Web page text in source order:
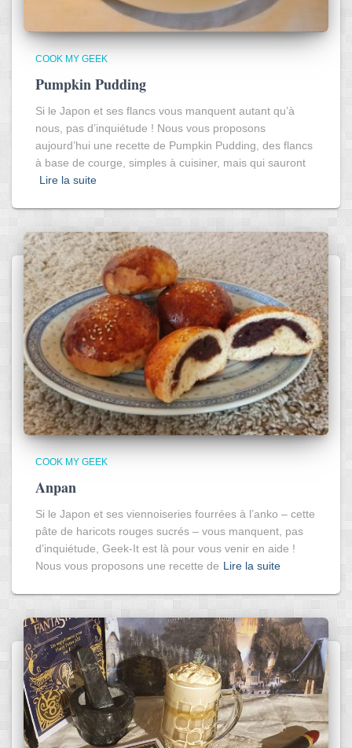
COOK MY GEEK
Pumpkin Pudding
Si le Japon et ses flancs vous manquent autant qu’à
nous, pas d’inquiétude ! Nous vous proposons
aujourd’hui une recette de Pumpkin Pudding, des flancs
à base de courge, simples à cuisiner, mais qui sauront
Lire la suite
COOK MY GEEK
Anpan
Si le Japon et ses viennoiseries fourrées à l’anko – cette
pâte de haricots rouges sucrés – vous manquent, pas
d’inquiétude, Geek-It est là pour vous venir en aide !
Nous vous proposons une recette de Lire la suite